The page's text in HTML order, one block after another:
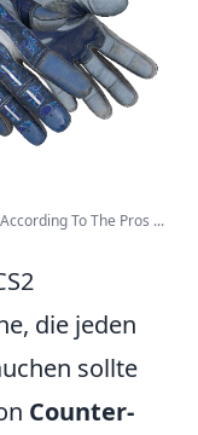
To The Pros ...
die jeden
sollte
Counter-